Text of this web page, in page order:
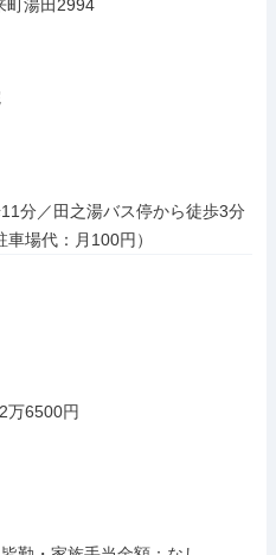
町湯田2994
分／田之湯バス停から徒歩3分
場代：月100円）
万6500円